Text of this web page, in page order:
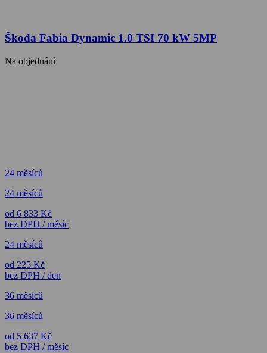
Škoda Fabia Dynamic 1.0 TSI 70 kW 5MP
Na objednání
24 měsíců
24 měsíců
od 6 833 Kč
bez DPH / měsíc
24 měsíců
od 225 Kč
bez DPH / den
36 měsíců
36 měsíců
od 5 637 Kč
bez DPH / měsíc